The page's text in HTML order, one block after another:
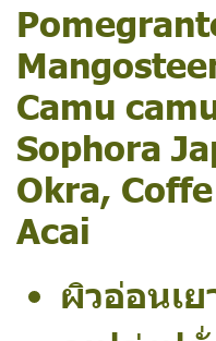
Camu
Sophora
Okra,
Acai
ผิวอ่อนเ